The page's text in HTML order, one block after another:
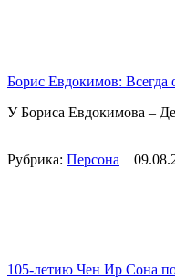
Борис Евдокимов: Всегда
У Бориса Евдокимова –
Рубрика: Персона
105-летию Чен Ир Сона